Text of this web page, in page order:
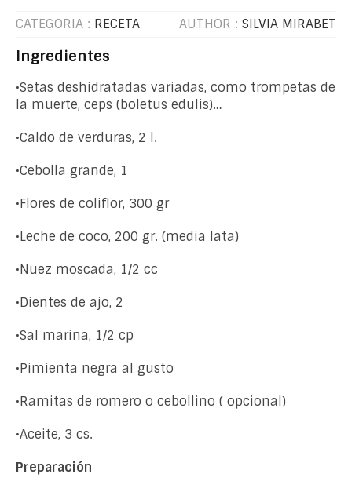
CATEGORIA : RECETA AUTHOR : SILVIA MIRABET
Ingredientes
•Setas deshidratadas variadas, como trompetas de
la muerte, ceps (boletus edulis)…
•Caldo de verduras, 2 l.
•Cebolla grande, 1
•Flores de coliflor, 300 gr
•Leche de coco, 200 gr. (media lata)
•Nuez moscada, 1/2 cc
•Dientes de ajo, 2
•Sal marina, 1/2 cp
•Pimienta negra al gusto
•Ramitas de romero o cebollino ( opcional)
•Aceite, 3 cs.
Preparación